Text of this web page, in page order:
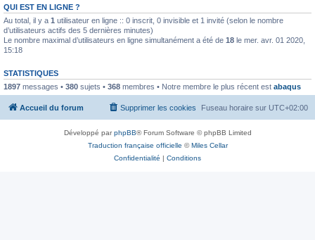
QUI EST EN LIGNE ?
Au total, il y a 1 utilisateur en ligne :: 0 inscrit, 0 invisible et 1 invité (selon le nombre
d’utilisateurs actifs des 5 dernières minutes)
Le nombre maximal d’utilisateurs en ligne simultanément a été de 18 le mer. avr. 01 2020,
15:18
STATISTIQUES
1897 messages • 380 sujets • 368 membres • Notre membre le plus récent est abaqus
Accueil du forum Fuseau horaire sur UTC+02:00
Supprimer les cookies
Développé parphpBB® Forum Software © phpBB Limited
Traduction française officielle ©Miles Cellar
Confidentialité | Conditions